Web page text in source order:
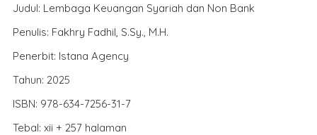
Judul: Lembaga Keuangan Syariah dan Non Bank
Penulis: Fakhry Fadhil, S.Sy., M.H.
Penerbit: Istana Agency
Tahun: 2025
ISBN: 978-634-7256-31-7
Tebal: xii + 257 halaman